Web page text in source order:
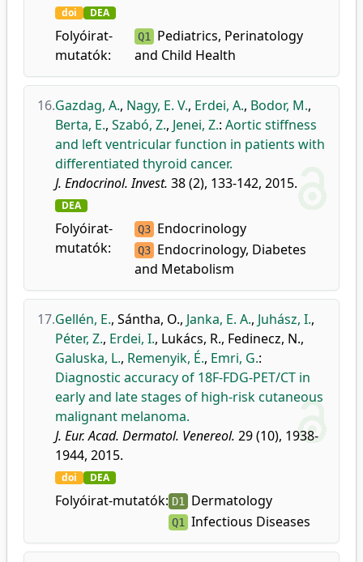
doi DEA
Folyóirat-
mutatók:
Q1
Pediatrics, Perinatology
and Child Health
16.Gazdag, A., Nagy, E. V., Erdei, A., Bodor, M.,
Berta, E., Szabó, Z., Jenei, Z.: Aortic stiffness
and left ventricular function in patients with
differentiated thyroid cancer.
J. Endocrinol. Invest. 38 (2), 133-142, 2015.
DEA
Folyóirat-
mutatók:
Q3 Endocrinology
Q3 Endocrinology, Diabetes
and Metabolism
17.Gellén, E., Sántha, O., Janka, E. A., Juhász, I.,
Péter, Z., Erdei, I., Lukács, R., Fedinecz, N.,
Galuska, L., Remenyik, É., Emri, G.:
Diagnostic accuracy of 18F-FDG-PET/CT in
early and late stages of high-risk cutaneous
malignant melanoma.
J. Eur. Acad. Dermatol. Venereol. 29 (10), 1938-
1944, 2015.
doi DEA
Folyóirat-mutatók: D1 Dermatology
Q1 Infectious Diseases